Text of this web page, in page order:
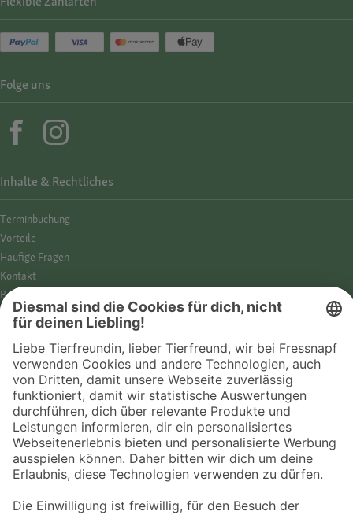
Inhalte & Rechtliches
Termin­buchung
Vorteile
Häufige Fragen
Kontakt
Barrierefreiheit
Impressum
Datenschutz­hinweise
Cookies
AGB
Entdecke Fressnapf
Tierversicherung
GPS-Tracker
Fressnapf Salon
Online-Shop
Folge uns